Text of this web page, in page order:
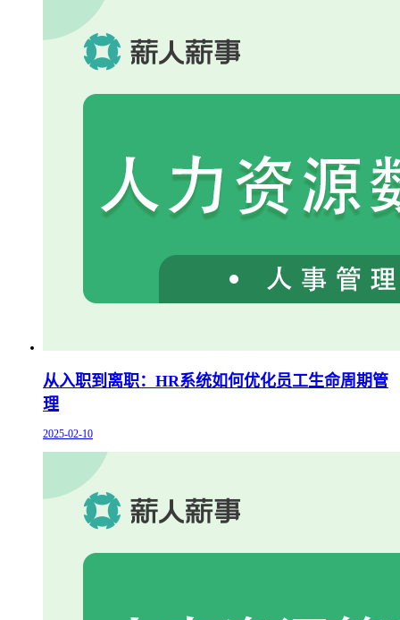
从入职到离职：HR系统如何优化员工生命周期管
理
2025-02-10